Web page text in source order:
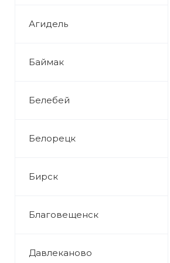
Агидель
Баймак
Белебей
Белорецк
Бирск
Благовещенск
Давлеканово